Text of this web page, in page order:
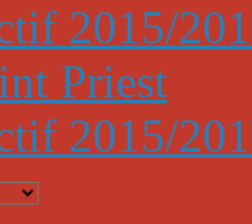
2015/
Priest
2015/